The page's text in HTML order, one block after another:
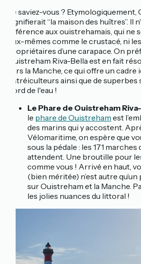
Le saviez-vous ?
signifierait “la maison des huîtres”. Il
référence aux ouistrehamais, qui ne
eux-mêmes comme le crustacé, ni
propriétaires d’une carapace. On
Ouistreham Riva-Bella est en fait
vers la Manche, ce qui offre un cadre
ostréiculteurs ainsi que de
bord de l'eau !
Le Phare de Ouistreham
le phare de Ouistreham est
des marins qui y accostent.
Vélomaritime, on espère que
sous la pédale : les 171
attendent. Une broutille pour
comme vous ! Arrivé en haut,
(bien méritée) n’est autre
sur Ouistreham et la Manche.
les jolies nuances du littoral !